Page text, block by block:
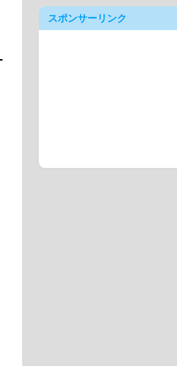
スポンサーリンク